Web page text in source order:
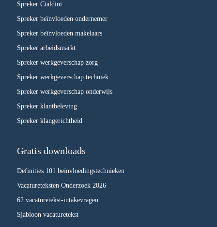
Spreker Cialdini
Spreker beïnvloeden ondernemer
Spreker beïnvloeden makelaars
Spreker arbeidsmarkt
Spreker werkgeverschap zorg
Spreker werkgeverschap techniek
Spreker werkgeverschap onderwijs
Spreker klantbeleving
Spreker klangerichtheid
Gratis downloads
Definities 101 beïnvloedingstechnieken
Vacatureteksten Onderzoek 2026
62 vacaturetekst-intakevragen
Sjabloon vacaturetekst